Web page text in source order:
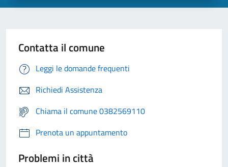
Contatta il comune
Leggi le domande frequenti
Richiedi Assistenza
Chiama il comune 0382569110
Prenota un appuntamento
Problemi in città